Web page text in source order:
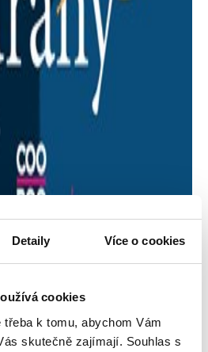
Detaily Více o cookies
cookies
třeba k tomu, abychom Vám
skutečně zajímají. Souhlas s